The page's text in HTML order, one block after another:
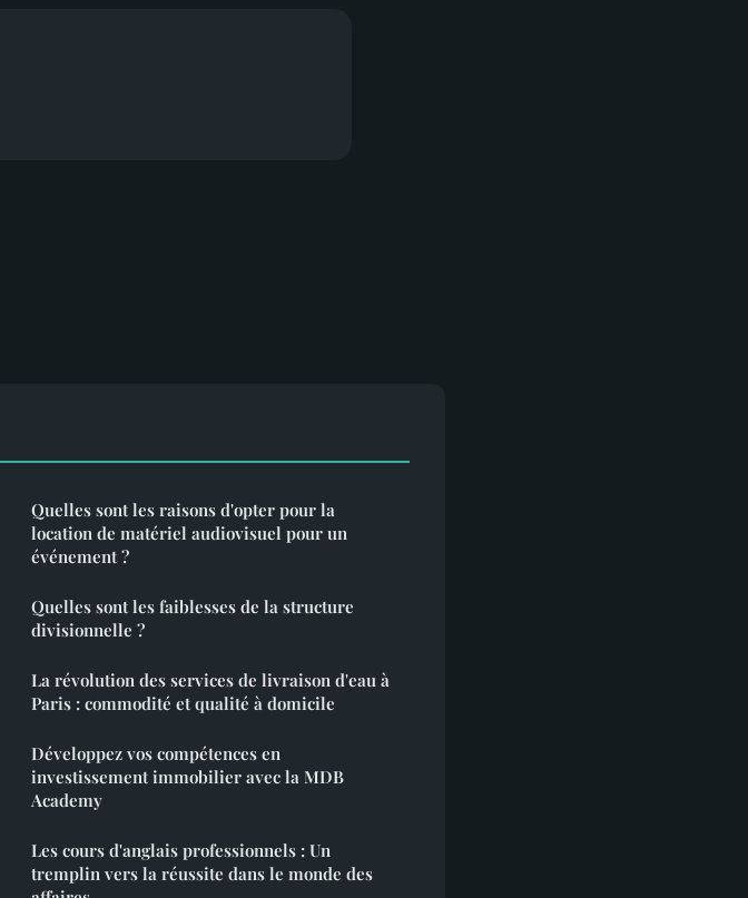
Quelles sont les raisons d'opter pour la
location de matériel audiovisuel pour un
événement ?
Quelles sont les faiblesses de la structure
divisionnelle ?
La révolution des services de livraison d'eau à
Paris : commodité et qualité à domicile
Développez vos compétences en
investissement immobilier avec la MDB
Academy
Les cours d'anglais professionnels : Un
tremplin vers la réussite dans le monde des